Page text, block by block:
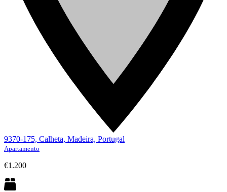
9370-175, Calheta, Madeira, Portugal
Apartamento
€1.200